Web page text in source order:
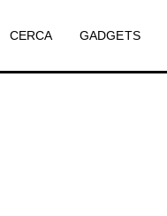
CERCA GADGETS